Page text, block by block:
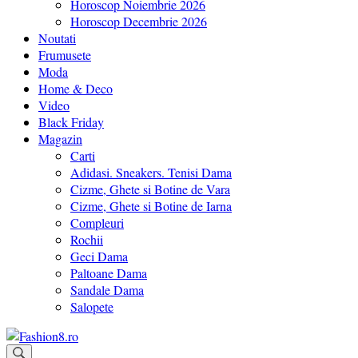
Horoscop Noiembrie 2026
Horoscop Decembrie 2026
Noutati
Frumusete
Moda
Home & Deco
Video
Black Friday
Magazin
Carti
Adidasi. Sneakers. Tenisi Dama
Cizme, Ghete si Botine de Vara
Cizme, Ghete si Botine de Iarna
Compleuri
Rochii
Geci Dama
Paltoane Dama
Sandale Dama
Salopete